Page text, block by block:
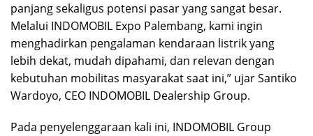
panjang sekaligus potensi pasar yang sangat besar.
Melalui INDOMOBIL Expo Palembang, kami ingin
menghadirkan pengalaman kendaraan listrik yang
lebih dekat, mudah dipahami, dan relevan dengan
kebutuhan mobilitas masyarakat saat ini,” ujar Santiko
Wardoyo, CEO INDOMOBIL Dealership Group.
Pada penyelenggaraan kali ini, INDOMOBIL Group